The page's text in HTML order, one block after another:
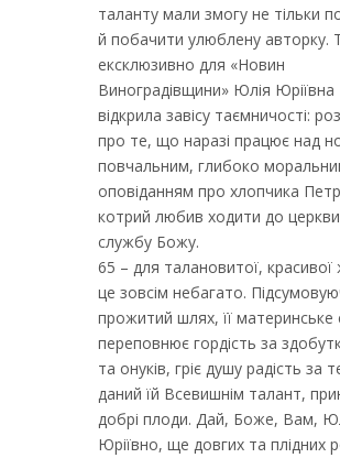
таланту мали змогу не тільки
й побачити улюблену авторку.
ексклюзивно для «Новин
Виноградівщини» Юлія Юріївна
відкрила завісу таємничості:
про те, що наразі працює над
повчальним, глибоко
оповіданням про хлопчика
котрий любив ходити до
службу Божу.
65 – для талановитої, красивої
це зовсім небагато.
прожитий шлях, її материнське
переповнює гордість за
та онуків, гріє душу радість за
даний їй Всевишнім талант,
добрі плоди. Дай, Боже, Вам,
Юріївно, ще довгих та плідних